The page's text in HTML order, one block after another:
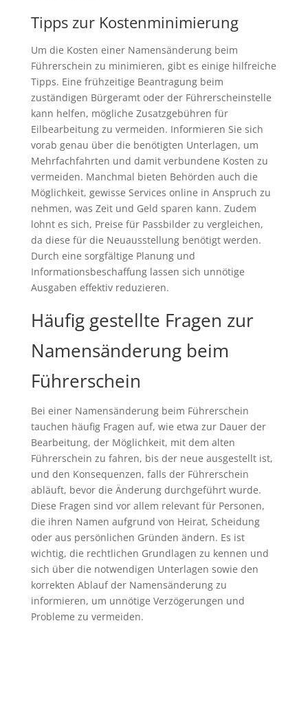
Tipps zur Kostenminimierung
Um die Kosten einer Namensänderung beim
Führerschein zu minimieren, gibt es einige hilfreiche
Tipps. Eine frühzeitige Beantragung beim
zuständigen Bürgeramt oder der Führerscheinstelle
kann helfen, mögliche Zusatzgebühren für
Eilbearbeitung zu vermeiden. Informieren Sie sich
vorab genau über die benötigten Unterlagen, um
Mehrfachfahrten und damit verbundene Kosten zu
vermeiden. Manchmal bieten Behörden auch die
Möglichkeit, gewisse Services online in Anspruch zu
nehmen, was Zeit und Geld sparen kann. Zudem
lohnt es sich, Preise für Passbilder zu vergleichen,
da diese für die Neuausstellung benötigt werden.
Durch eine sorgfältige Planung und
Informationsbeschaffung lassen sich unnötige
Ausgaben effektiv reduzieren.
Häufig gestellte Fragen zur
Namensänderung beim
Führerschein
Bei einer Namensänderung beim Führerschein
tauchen häufig Fragen auf, wie etwa zur Dauer der
Bearbeitung, der Möglichkeit, mit dem alten
Führerschein zu fahren, bis der neue ausgestellt ist,
und den Konsequenzen, falls der Führerschein
abläuft, bevor die Änderung durchgeführt wurde.
Diese Fragen sind vor allem relevant für Personen,
die ihren Namen aufgrund von Heirat, Scheidung
oder aus persönlichen Gründen ändern. Es ist
wichtig, die rechtlichen Grundlagen zu kennen und
sich über die notwendigen Unterlagen sowie den
korrekten Ablauf der Namensänderung zu
informieren, um unnötige Verzögerungen und
Probleme zu vermeiden.